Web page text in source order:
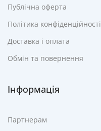
Публічна оферта
Політика конфіденційності
Доставка і оплата
Обмін та повернення
Інформація
Партнерам